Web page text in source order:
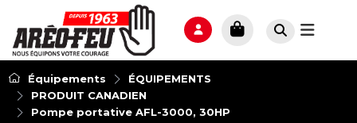
Équipements
ÉQUIPEMENTS
PRODUIT CANADIEN
Pompe portative AFL-3000, 30HP